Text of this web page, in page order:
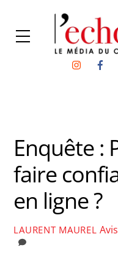
content
Menu
Enquête :
faire
en ligne ?
LAURENT MAUREL